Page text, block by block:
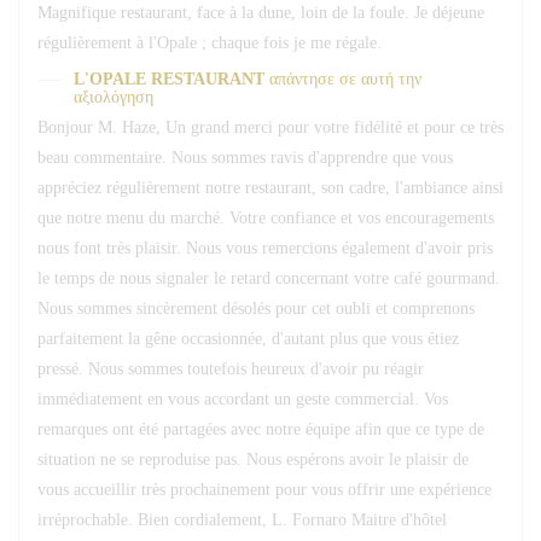
Magnifique restaurant, face à la dune, loin de la foule. Je déjeune
régulièrement à l'Opale ; chaque fois je me régale.
L'OPALE RESTAURANT απάντησε σε αυτή την
αξιολόγηση
Bonjour M. Haze, Un grand merci pour votre fidélité et pour ce très
beau commentaire. Nous sommes ravis d'apprendre que vous
appréciez régulièrement notre restaurant, son cadre, l'ambiance ainsi
que notre menu du marché. Votre confiance et vos encouragements
nous font très plaisir. Nous vous remercions également d'avoir pris
le temps de nous signaler le retard concernant votre café gourmand.
Nous sommes sincèrement désolés pour cet oubli et comprenons
parfaitement la gêne occasionnée, d'autant plus que vous étiez
pressé. Nous sommes toutefois heureux d'avoir pu réagir
immédiatement en vous accordant un geste commercial. Vos
remarques ont été partagées avec notre équipe afin que ce type de
situation ne se reproduise pas. Nous espérons avoir le plaisir de
vous accueillir très prochainement pour vous offrir une expérience
irréprochable. Bien cordialement, L. Fornaro Maitre d'hôtel